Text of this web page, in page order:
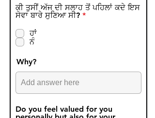
ਕੀ ਤੁਸੀਂ ਅੱਜ ਦੀ ਸਲਾਹ ਤੋਂ ਪਹਿਲਾਂ ਕਦੇ ਇਸ
ਸੇਵਾ ਬਾਰੇ ਸੁਣਿਆ ਸੀ? *R
ਹਾਂ
ਨੰ
Why?
Do you feel valued for you